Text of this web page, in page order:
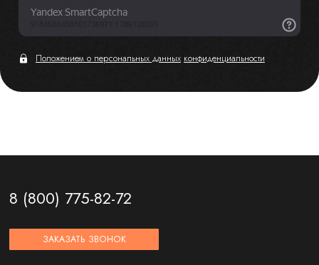
Положением о персональных данных конфиденциальности
8 (800) 775-82-72
ЗАКАЗАТЬ ЗВОНОК